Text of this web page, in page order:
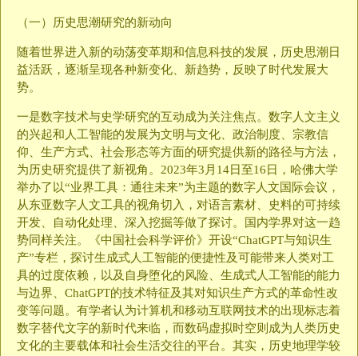
（一）历史思潮研究的新动向
随着世界进入新的动荡变革期和信息科技的发展，历史思潮日
益活跃，逐渐呈现各种新变化、新趋势，反映了时代发展大
势。
一是数字技术与史学研究的互动成为关注焦点。数字人文主义
的兴起和人工智能的发展为文明与文化、政治制度、宗教信
仰、生产方式、社会形态等方面的研究提供新的路径与方法，
为历史研究提供了新视角。2023年3月14日至16日，哈佛大学
举办了以“业界工具：通往未来”为主题的数字人文国际会议，
从东亚数字人文工具的视角切入，对语言素材、史料的可持续
开发、自动化处理、深入挖掘等做了探讨。国内学界对这一趋
势同样关注。《中国社会科学评价》开设“ChatGPT与知识生
产”专栏，探讨生成式人工智能的便捷性及可能带来人类对工
具的过度依赖，以及自身堕化的风险、生成式人工智能的能力
与边界、ChatGPT的技术特征及其对知识生产方式的革命性改
变等问题。有学者认为计算机和移动互联网技术的出现标志着
数字替代文字的新时代来临，而数码虚拟时空则成为人类历史
文化的主要载体和社会生活交往的平台。其实，历史地理学较